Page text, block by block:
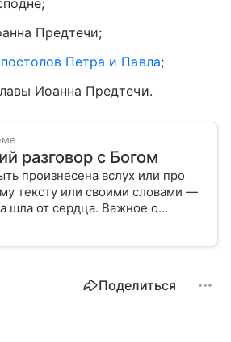
Предтечи;
Петра и Павла;
Иоанна Предтечи.
разговор с Богом
произнесена вслух или про
тексту или своими словами —
шла от сердца. Важное о
в нашем материале.
Поделиться